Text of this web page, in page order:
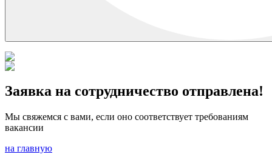
Заявка на сотрудничество отправлена!
Мы свяжемся с вами, если оно соответствует требованиям
вакансии
на главную